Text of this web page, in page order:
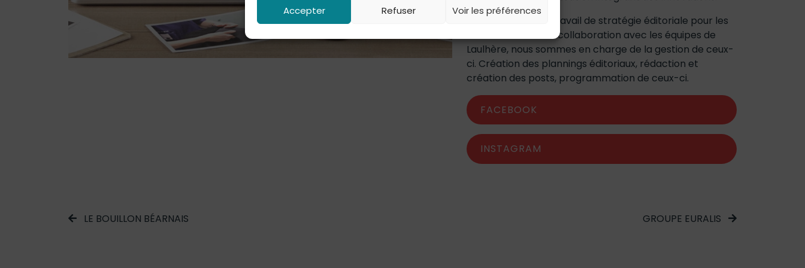
Accepter Refuser Voir les préférences
Après un premier travail de stratégie éditoriale pour les
réseaux sociaux en collaboration avec les équipes de
Laulhère, nous sommes en charge de la gestion de ceux-
ci. Création des plannings éditoriaux, rédaction et
création des posts, programmation de ceux-ci.
FACEBOOK
INSTAGRAM
LE BOUILLON BÉARNAIS GROUPE EURALIS